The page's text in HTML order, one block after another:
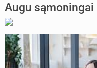
Augu sąmoningai